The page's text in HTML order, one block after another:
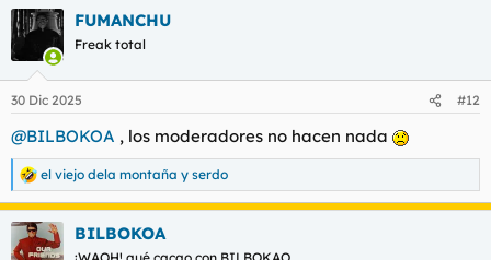
c
c
e
:
FUMANCHU
Freak total
30 Dic 2025 #12
@BILBOKOA , los moderadores no hacen nada
R
e
c
c
el viejo dela montaña y serdo
BILBOKOA